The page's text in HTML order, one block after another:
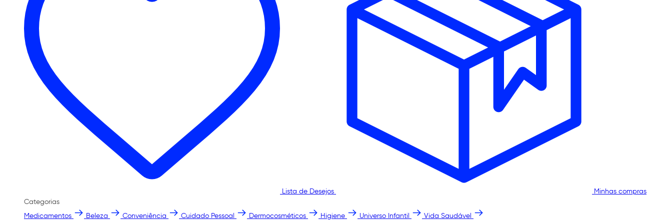
Lista de Desejos
Minhas compras
Categorias
Medicamentos
Beleza Conveniência Cuidado Pessoal Dermocosméticos Higiene Universo Infantil Vida Saudável